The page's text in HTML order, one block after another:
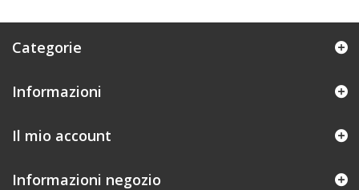
Categorie
Informazioni
Il mio account
Informazioni negozio